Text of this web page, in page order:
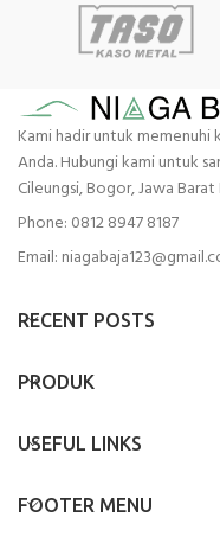
Kami hadir untuk
Anda. Hubungi kami untuk
Cileungsi, Bogor, Jawa
Phone: 0812 8947 8187
Email:
RECENT POSTS
PRODUK
USEFUL LINKS
FOOTER MENU